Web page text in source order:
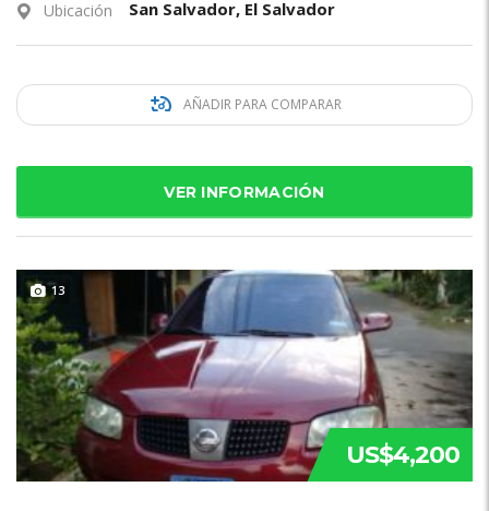
Ubicación San Salvador, El Salvador
AÑADIR PARA COMPARAR
VER INFORMACIÓN
13
US$4,200